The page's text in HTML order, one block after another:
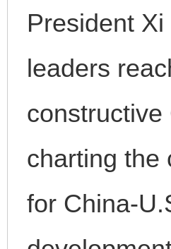
President
leaders
charting the
for China-